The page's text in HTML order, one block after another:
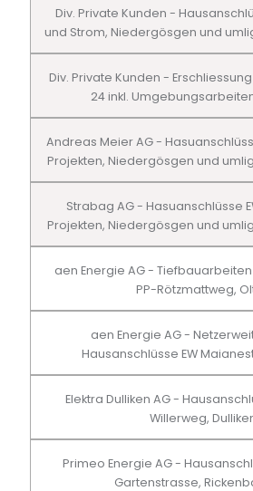
Div. Private Kunden -
und Strom, Niedergösgen und
Div. Private Kunden -
24 inkl.
Andreas Meier AG -
Projekten, Niedergösgen und
Strabag AG - Hasuanschlüsse
Projekten, Niedergösgen und
aen Energie AG -
PP-Rötzmattweg,
aen Energie AG -
Hausanschlüsse EW
Elektra Dulliken AG -
Willerweg,
Primeo Energie AG -
Gartenstrasse,